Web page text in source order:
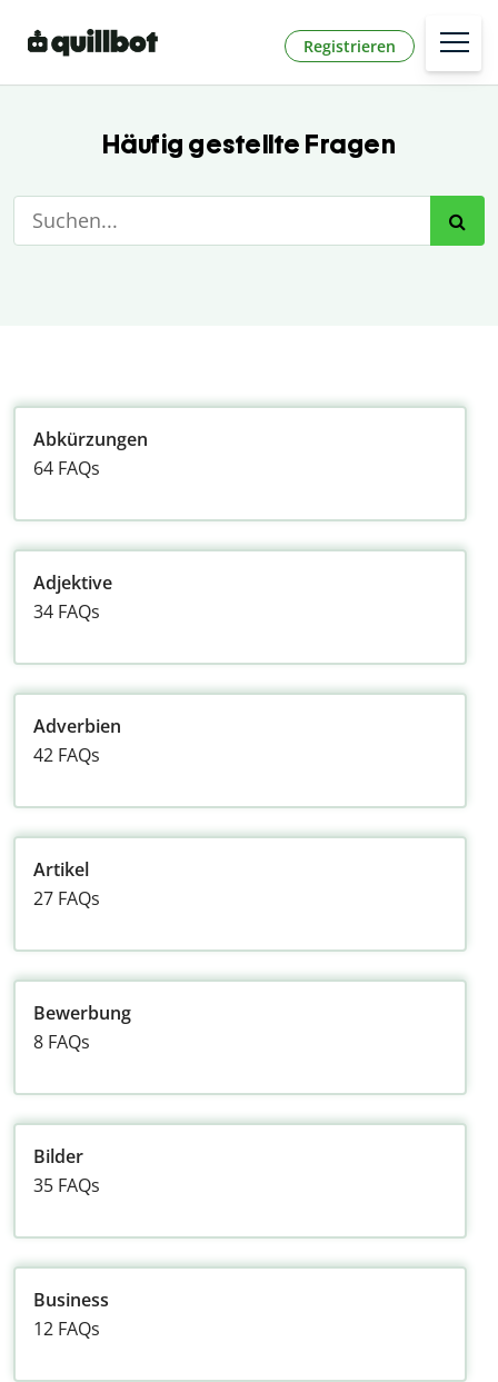
Registrieren
Häufig gestellte Fragen
Abkürzungen
64 FAQs
Adjektive
34 FAQs
Adverbien
42 FAQs
Artikel
27 FAQs
Bewerbung
8 FAQs
Bilder
35 FAQs
Business
12 FAQs